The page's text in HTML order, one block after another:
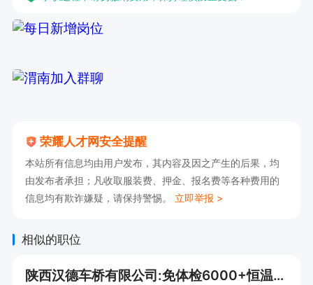
面试时间：
有意者携带本人身份证原件到公司保安室登记面
内乘 1 路公交车往高新区方向东风大街西段容厦物
流站下车向西 20 米红绿灯右转 50 米即到）。
期待您的加入，共创美好未来！
上班时间：7:30-18:30
荣耀人才网安全提醒
本站所有信息均由用户发布，其内容及因之产生的后果，均
由发布者承担；凡收取服装费、押金、报名费等各种费用的
信息均有欺诈嫌疑，请保持警惕。 立即举报 >
相似的职位
陕西汉德车桥有限公司:免体检6000+恒温车间电子厂+纯坐岗+餐补4人间住宿